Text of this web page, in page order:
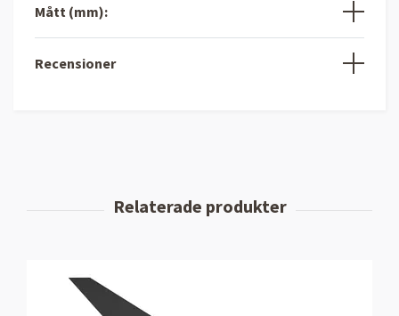
Mått (mm):
Recensioner